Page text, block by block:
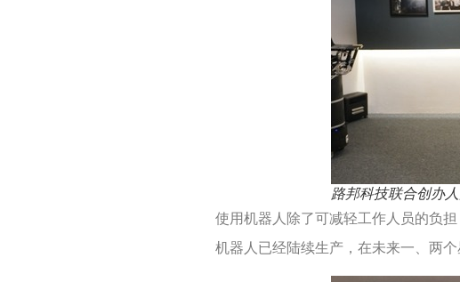
路邦科技联合创办
使用机器人除了可减轻工作人员的负
机器人已经陆续生产，在未来一、两